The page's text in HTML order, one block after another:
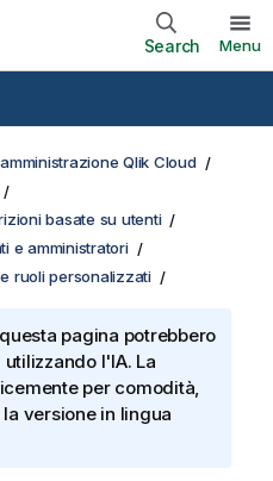
Search Menu
Qlik Cloud
basate su utenti
e amministratori
ruoli personalizzati
pagina potrebbero
l'IA. La
per comodità,
versione in lingua